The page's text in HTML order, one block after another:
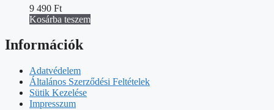
9 490 Ft
Kosárba teszem
Információk
Adatvédelem
Általános Szerződési Feltételek
Sütik Kezelése
Impresszum